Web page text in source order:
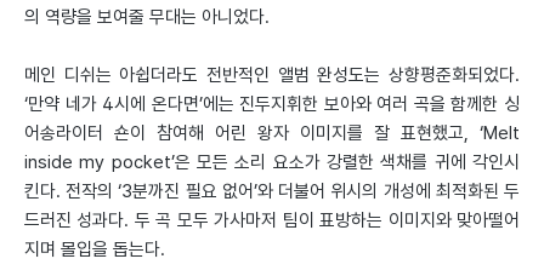
의 역량을 보여줄 무대는 아니었다.
메인 디쉬는 아쉽더라도 전반적인 앨범 완성도는 상향평준화되었다.
‘만약 네가 4시에 온다면’에는 진두지휘한 보아와 여러 곡을 함께한 싱
어송라이터 숀이 참여해 어린 왕자 이미지를 잘 표현했고, ‘Melt
inside my pocket’은 모든 소리 요소가 강렬한 색채를 귀에 각인시
킨다. 전작의 ‘3분까진 필요 없어’와 더불어 위시의 개성에 최적화된 두
드러진 성과다. 두 곡 모두 가사마저 팀이 표방하는 이미지와 맞아떨어
지며 몰입을 돕는다.